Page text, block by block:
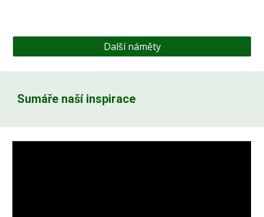
Další náměty
Sumáře naší inspirace